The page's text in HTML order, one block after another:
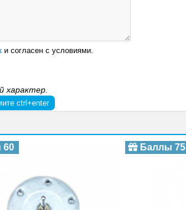
и согласен с условиями.
характер.
ctrl+enter
60 Баллы 75